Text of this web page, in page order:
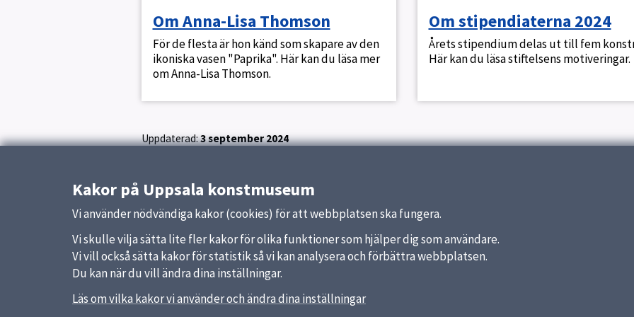
Om Anna-Lisa Thomson
För de flesta är hon känd som skapare av den
ikoniska vasen "Paprika". Här kan du läsa mer
om Anna-Lisa Thomson.
Om stipendiaterna 2024
Årets stipendium delas ut till fem
Här kan du läsa stiftelsens motiveringar.
Uppdaterad:3 september 2024
Kakor på Uppsala konstmuseum
Vi använder nödvändiga kakor (cookies) för att webbplatsen ska fungera.
Vi skulle vilja sätta lite fler kakor för olika funktioner som hjälper dig som användare.
Vi vill också sätta kakor för statistik så vi kan analysera och förbättra webbplatsen.
Du kan när du vill ändra dina inställningar.
Läs om vilka kakor vi använder och ändra dina inställningar
SidfotHuvudmeny Snabblänkar